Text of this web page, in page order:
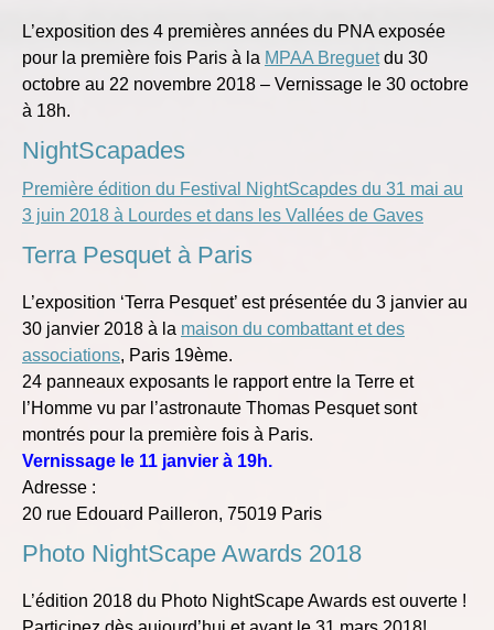
L’exposition des 4 premières années du PNA exposée
pour la première fois Paris à la MPAA Breguetdu 30
octobre au 22 novembre 2018 – Vernissage le 30 octobre
à 18h.
NightScapades
Première édition du Festival NightScapdes du 31 mai au
3 juin 2018 à Lourdes et dans les Vallées de Gaves
Terra Pesquet à Paris
L’exposition ‘Terra Pesquet’ est présentée du 3 janvier au
30 janvier 2018 à la maison du combattant et des
associations, Paris 19ème.
24 panneaux exposants le rapport entre la Terre et
l’Homme vu par l’astronaute Thomas Pesquet sont
montrés pour la première fois à Paris.
Vernissage le 11 janvier à 19h.
Adresse :
20 rue Edouard Pailleron, 75019 Paris
Photo NightScape Awards 2018
L’édition 2018 du Photo NightScape Awards est ouverte !